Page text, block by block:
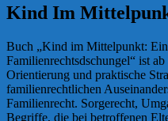
Kind Im
Buch „Kind im Mittelpunkt:
Familienrechtsdschungel“ ist
Orientierung und praktische
familienrechtlichen
Familienrecht. Sorgerecht,
Begriffe, die bei betroffenen